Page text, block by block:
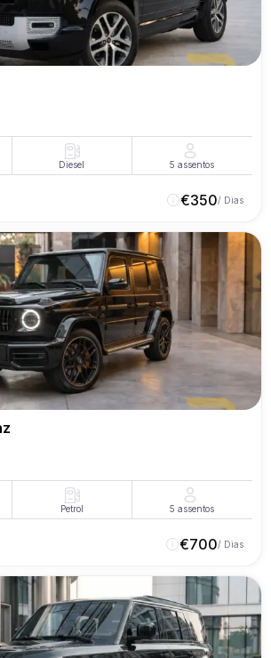
Diesel 5 assentos
€350/ Dias
Petrol 5 assentos
€700/ Dias